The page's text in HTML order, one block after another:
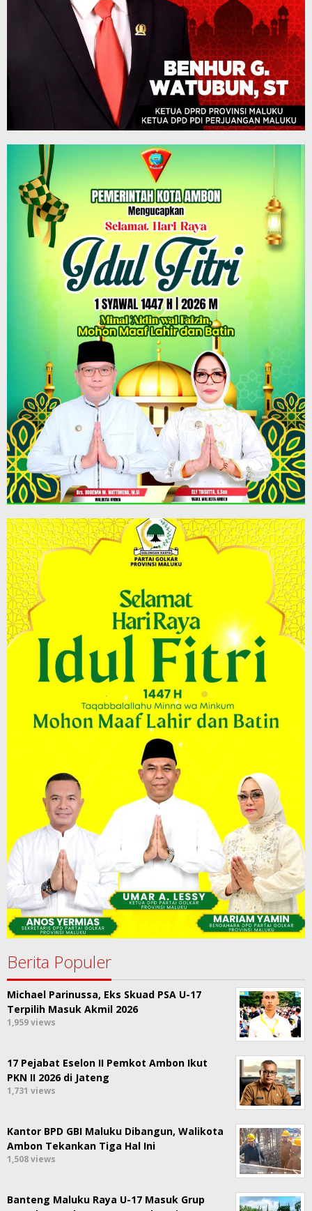
Berita Populer
Michael Parinussa, Eks Skuad PSA U-17
Terpilih Masuk Akmil 2026
1,959 views
17 Pejabat Eselon II Pemkot Ambon Ikut
PKN II 2026 di Jateng
1,731 views
Kantor BPD GBI Maluku Dibangun, Walikota
Ambon Tekankan Tiga Hal Ini
1,508 views
Banteng Maluku Raya U-17 Masuk Grup